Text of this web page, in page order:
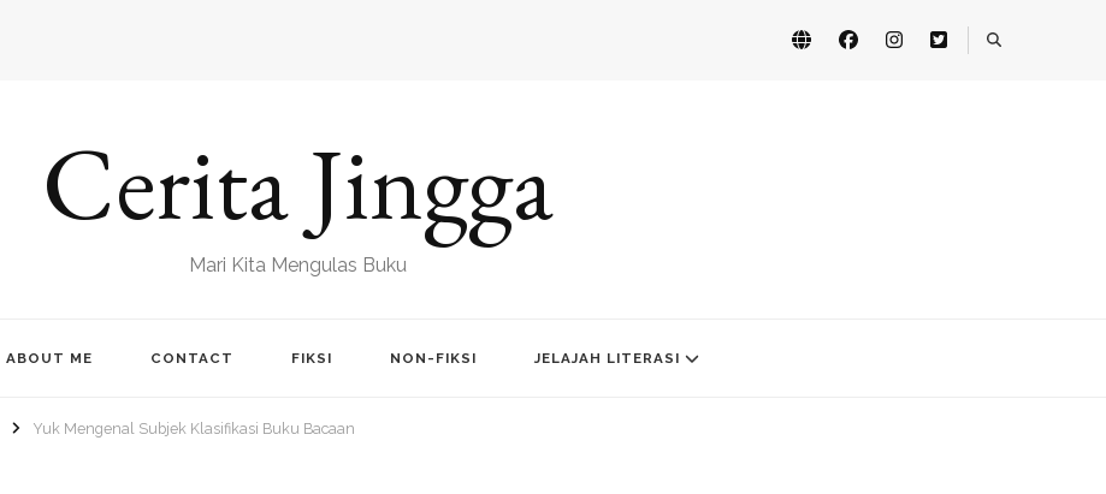
Cerita Jingga
Mari Kita Mengulas Buku
ABOUT ME CONTACT FIKSI NON-FIKSI JELAJAH LITERASI
Yuk Mengenal Subjek Klasifikasi Buku Bacaan